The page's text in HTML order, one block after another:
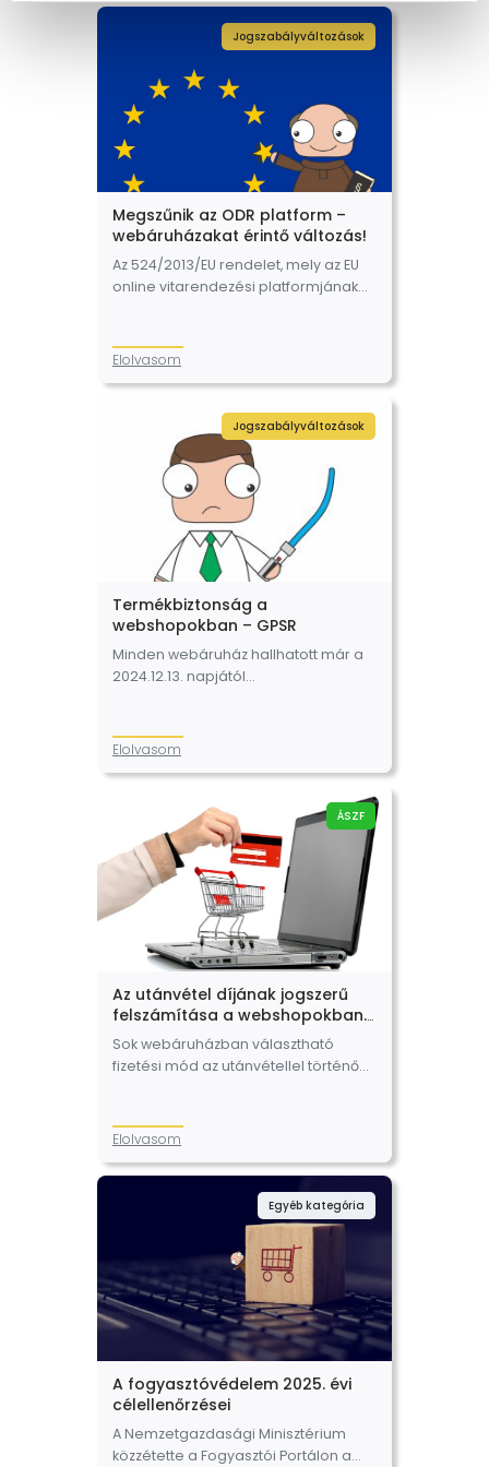
ennek…
Jogszabályváltozások
Megszűnik az ODR platform –
webáruházakat érintő változás!
Az 524/2013/EU rendelet, mely az EU
online vitarendezési platformjának
elérhetővé kell tenni az ODR-
Elolvasom
Jogszabályváltozások
Termékbiztonság a
webshopokban – GPSR
Minden webáruház hallhatott már a
2024.12.13. napjától
vagyis az Általános Termékbiztonsági
értékesítést?…
Elolvasom
ÁSZF
Az utánvétel díjának jogszerű
felszámítása a webshopokban.
– Ügyészi eljárások
tapasztalatai
Sok webáruházban választható
fizetési mód az utánvétellel történő
plusz költséggel jár a vásárlók
szó, hogy…
Elolvasom
Egyéb kategória
A fogyasztóvédelem 2025. évi
célellenőrzései
A Nemzetgazdasági Minisztérium
közzétette a Fogyasztói Portálon a